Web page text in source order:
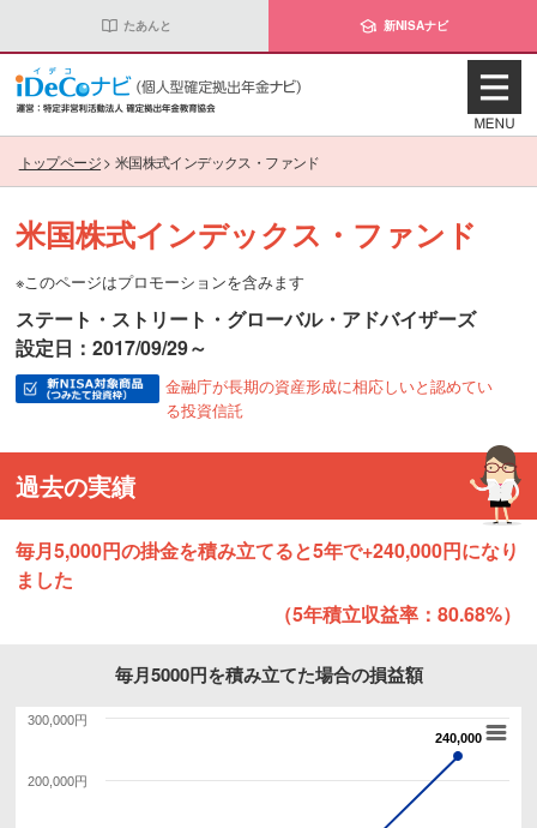
たあんと 新NISAナビ
トップページ> 米国株式インデックス・ファンド
米国株式インデックス・ファンド
※このページはプロモーションを含みます
ステート・ストリート・グローバル・アドバイザーズ
設定日：2017/09/29～
金融庁が長期の資産形成に相応しいと認めてい
る投資信託
過去の実績
毎月5,000円の掛金を積み立てると5年で+240,000円になり
ました
（5年積立収益率：80.68%）
毎月5000円を積み立てた場合の損益額
240,000
240,000
200,000円
300,000円